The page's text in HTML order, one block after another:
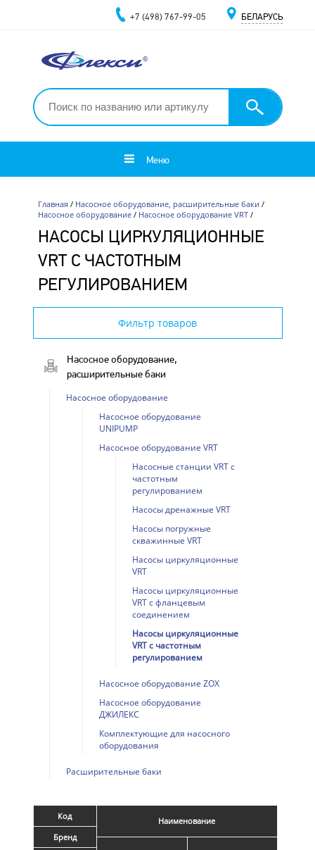
+7 (498) 767-99-05 БЕЛАРУСЬ
Меню
Главная/ Насосное оборудование, расширительные баки /
Насосное оборудование/ Насосное оборудование VRT/
НАСОСЫ ЦИРКУЛЯЦИОННЫЕ
VRT С ЧАСТОТНЫМ
РЕГУЛИРОВАНИЕМ
Фильтр товаров
Насосное оборудование,
расширительные баки
Насосное оборудование
Насосное оборудование
UNIPUMP
Насосное оборудование VRT
Насосные станции VRT с
частотным
регулированием
Насосы дренажные VRT
Насосы погружные
скважинные VRT
Насосы циркуляционные
VRT
Насосы циркуляционные
VRT с фланцевым
соединением
Насосы циркуляционные
VRT с частотным
регулированием
Насосное оборудование ZOX
Насосное оборудование
ДЖИЛЕКС
Комплектующие для насосного
оборудования
Расширительные баки
Код
Бренд
Наименование